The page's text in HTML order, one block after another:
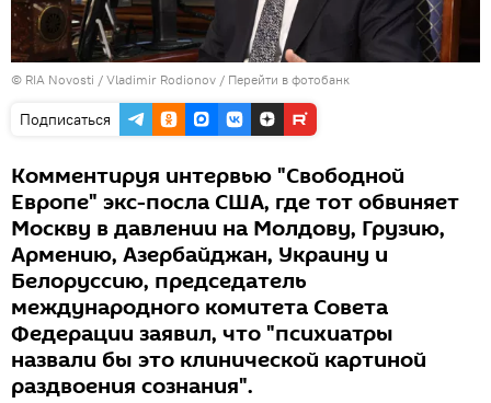
© RIA Novosti / Vladimir Rodionov / Перейти в фотобанк
Подписаться
Комментируя интервью "Свободной
Европе" экс-посла США, где тот обвиняет
Москву в давлении на Молдову, Грузию,
Армению, Азербайджан, Украину и
Белоруссию, председатель
международного комитета Совета
Федерации заявил, что "психиатры
назвали бы это клинической картиной
раздвоения сознания".